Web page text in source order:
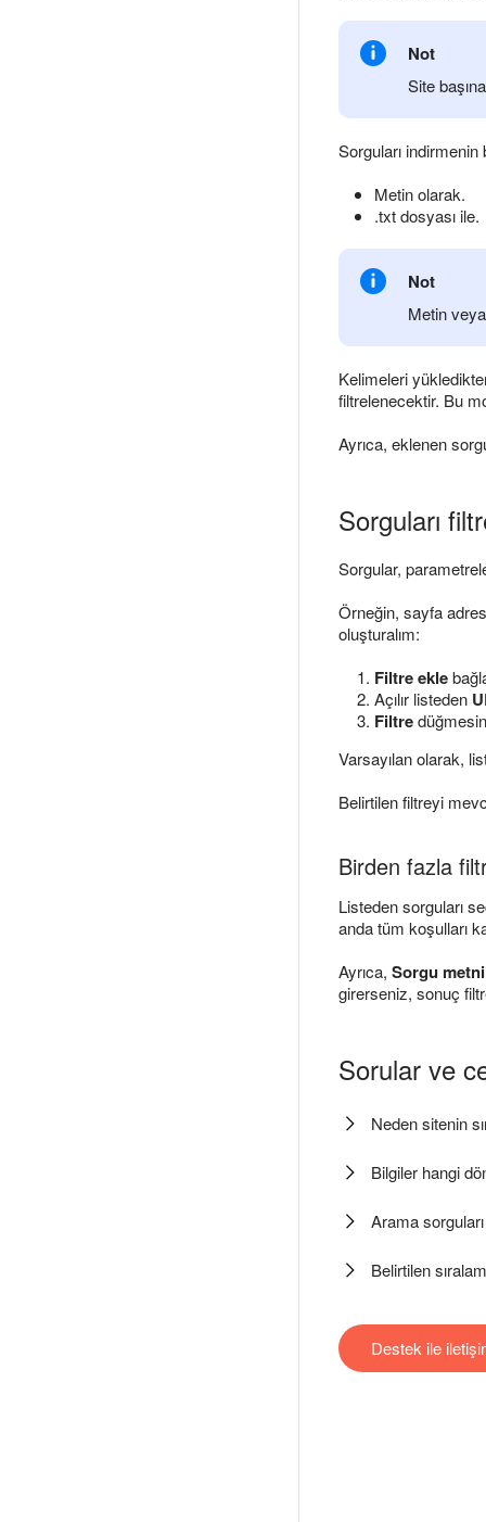
Not
Site
Sorguları
Metin olarak.
.txt dosyası ile.
Not
Metin
Kelimeleri
filtrelenecektir. Bu
Ayrıca, eklenen
Sorguları
Sorgular,
Örneğin, sayfa
oluşturalım:
Filtre ekle
Açılır listeden
Filtre
Varsayılan olarak,
Belirtilen filtreyi
Birden fazla
Listeden sorguları
anda tüm koşulları
Ayrıca, Sorgu metni
girerseniz, sonuç
Sorular ve
Neden sitenin
Bilgiler hangi
Arama
Belirtilen
Destek ile